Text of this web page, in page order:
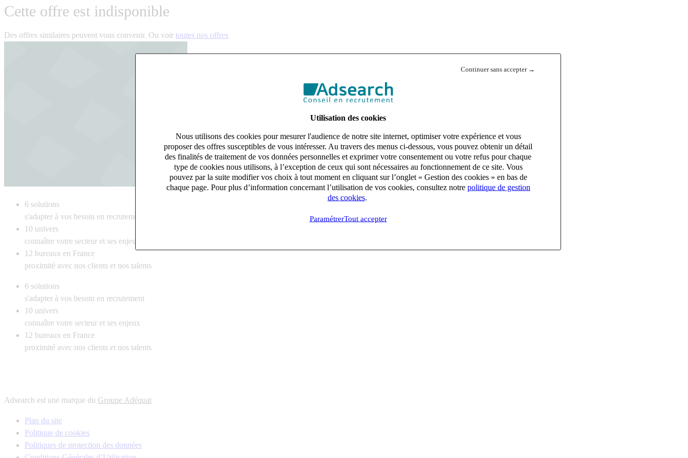
Continuer sans accepter →
Utilisation des cookies
Nous utilisons des cookies pour mesurer l'audience de notre site internet, optimiser votre expérience et vous
proposer des offres susceptibles de vous intéresser. Au travers des menus ci-dessous, vous pouvez obtenir un détail
des finalités de traitement de vos données personnelles et exprimer votre consentement ou votre refus pour chaque
type de cookies nous utilisons, à l’exception de ceux qui sont nécessaires au fonctionnement de ce site. Vous
pouvez par la suite modifier vos choix à tout moment en cliquant sur l’onglet « Gestion des cookies » en bas de
chaque page. Pour plus d’information concernant l’utilisation de vos cookies, consultez notre politique de gestion
des cookies.
ParamétrerTout accepter
Cette offre est indisponible
Des offres similaires peuvent vous convenir. Ou voir toutes nos offres
6 solutions
s'adapter à vos besoin en recrutement
10 univers
connaître votre secteur et ses enjeux
12 bureaux en France
proximité avec nos clients et nos talents
6 solutions
s'adapter à vos besoin en recrutement
10 univers
connaître votre secteur et ses enjeux
12 bureaux en France
proximité avec nos clients et nos talents
Adsearch est une marque du Groupe Adéquat
Plan du site
Politique de cookies
Politiques de protection des données